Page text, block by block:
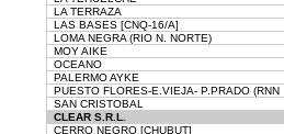
LA TERRAZA
LAS BASES [CNQ-16/A]
LOMA NEGRA (RIO N. NORTE)
MOY AIKE
OCEANO
PALERMO AYKE
PUESTO FLORES-E.VIEJA- P.PRADO (RNN
SAN CRISTOBAL
CLEAR S.R.L.
CERRO NEGRO [CHUBUT]